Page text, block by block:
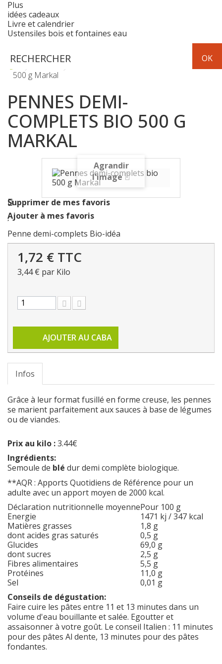
Plus
idées cadeaux
Livre et calendrier
Ustensiles bois et fontaines eau
Epicerie
500 g Markal
PENNES DEMI-
COMPLETS BIO 500 G
MARKAL
Agrandir
l'image
Supprimer de mes favoris
Ajouter à mes favoris
Penne demi-complets Bio-idéa
1,72 € TTC
3,44 € par Kilo
AJOUTER AU CABA
Infos
Grâce à leur format fusillé en forme creuse, les pennes
se marient parfaitement aux sauces à base de légumes
ou de viandes.
Prix au kilo :3.44€
Ingrédients:
Semoule de blé dur demi complète biologique.
**AQR : Apports Quotidiens de Référence pour un
adulte avec un apport moyen de 2000 kcal.
Déclaration nutritionnelle moyennePour 100 g
Energie
1471 kj / 347 kcal
Matières grasses
dont acides gras saturés
1,8 g
0,5 g
Glucides
dont sucres
69,0 g
2,5 g
Fibres alimentaires
5,5 g
Protéines
11,0 g
Sel
0,01 g
Conseils de dégustation:
Faire cuire les pâtes entre 11 et 13 minutes dans un
volume d'eau bouillante et salée. Egoutter et
assaisonner à votre goût. Le conseil Italien : 11 minutes
pour des pâtes Al dente, 13 minutes pour des pâtes
fondantes.